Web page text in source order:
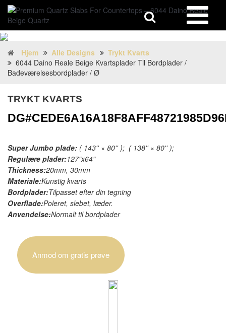
Hjem Alle Designs
Trykt Kvarts
6044 Daino Reale Beige Kvartsplader Til Bordplader /
Badeværelsesbordplader / Ø
TRYKT KVARTS
Super Jumbo plade: ( 143'' × 80'' ); ( 138'' × 80'' );
Regulære plader:127"x64"
Thickness:20mm, 30mm
Materiale:Kunstig kvarts
Bordplader:Tilpasset efter din tegning
Overflade:Poleret, slebet, læder.
Anvendelse:Normalt til bordplader
Anmod om gratis prøve